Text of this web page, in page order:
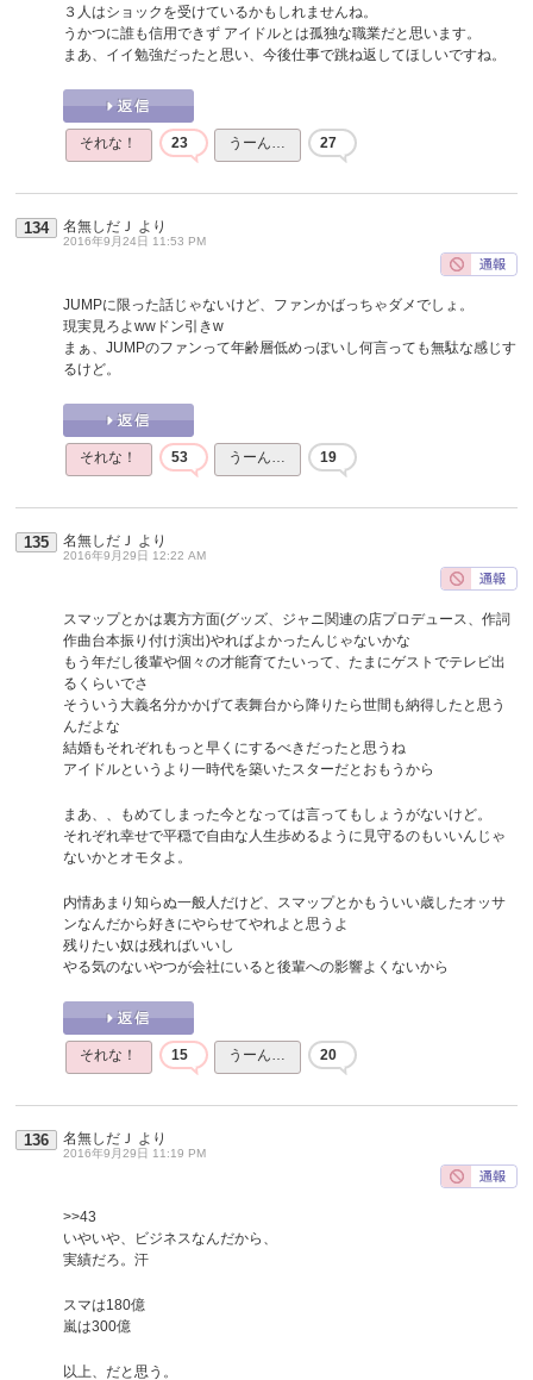
３人はショックを受けているかもしれませんね。
うかつに誰も信用できず アイドルとは孤独な職業だと思います。
まあ、イイ勉強だったと思い、今後仕事で跳ね返してほしいですね。
それな！ 23 うーん… 27
134 名無しだＪ より
2016年9月24日 11:53 PM
JUMPに限った話じゃないけど、ファンかばっちゃダメでしょ。
現実見ろよwwドン引きw
まぁ、JUMPのファンって年齢層低めっぽいし何言っても無駄な感じす
るけど。
それな！ 53 うーん… 19
135 名無しだＪ より
2016年9月29日 12:22 AM
スマップとかは裏方方面(グッズ、ジャニ関連の店プロデュース、作詞
作曲台本振り付け演出)やればよかったんじゃないかな
もう年だし後輩や個々の才能育てたいって、たまにゲストでテレビ出
るくらいでさ
そういう大義名分かかげて表舞台から降りたら世間も納得したと思う
んだよな
結婚もそれぞれもっと早くにするべきだったと思うね
アイドルというより一時代を築いたスターだとおもうから
まあ、、もめてしまった今となっては言ってもしょうがないけど。
それぞれ幸せで平穏で自由な人生歩めるように見守るのもいいんじゃ
ないかとオモタよ。
内情あまり知らぬ一般人だけど、スマップとかもういい歳したオッサ
ンなんだから好きにやらせてやれよと思うよ
残りたい奴は残ればいいし
やる気のないやつが会社にいると後輩への影響よくないから
それな！ 15 うーん… 20
136 名無しだＪ より
2016年9月29日 11:19 PM
>>43
いやいや、ビジネスなんだから、
実績だろ。汗
スマは180億
嵐は300億
以上、だと思う。